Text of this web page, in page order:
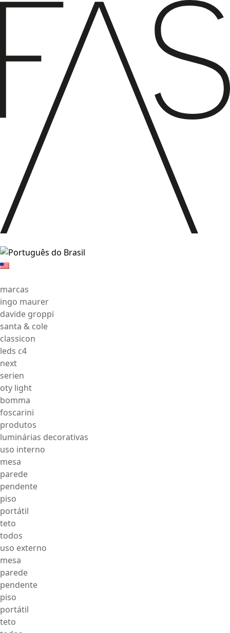
marcas
ingo maurer
davide groppi
santa & cole
classicon
leds c4
next
serien
oty light
bomma
foscarini
produtos
luminárias decorativas
uso interno
mesa
parede
pendente
piso
portátil
teto
todos
uso externo
mesa
parede
pendente
piso
portátil
teto